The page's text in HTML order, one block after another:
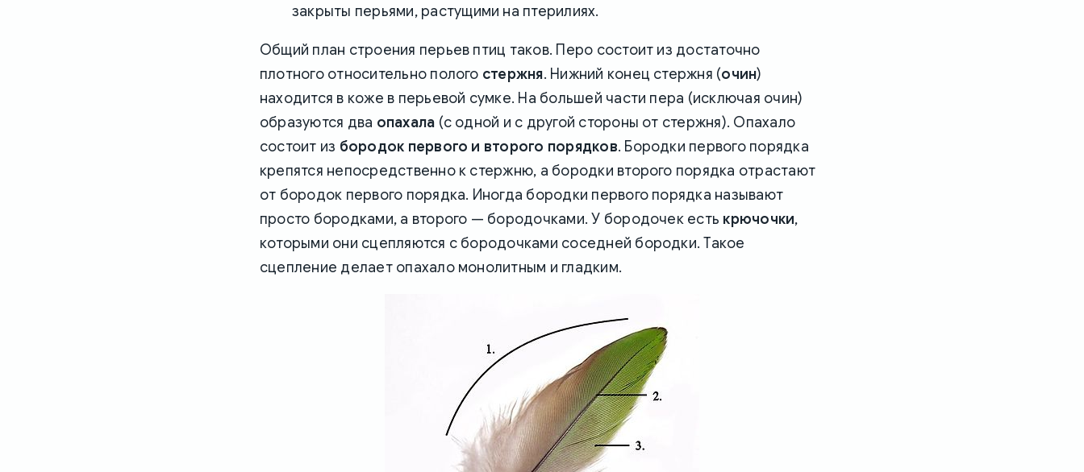
закрыты перьями, растущими на птерилиях.
Общий план строения перьев птиц таков. Перо состоит из достаточно
плотного относительно полого стержня. Нижний конец стержня (очин)
находится в коже в перьевой сумке. На большей части пера (исключая очин)
образуются два опахала (с одной и с другой стороны от стержня). Опахало
состоит из бородок первого и второго порядков. Бородки первого порядка
крепятся непосредственно к стержню, а бородки второго порядка отрастают
от бородок первого порядка. Иногда бородки первого порядка называют
просто бородками, а второго — бородочками. У бородочек есть крючочки,
которыми они сцепляются с бородочками соседней бородки. Такое
сцепление делает опахало монолитным и гладким.